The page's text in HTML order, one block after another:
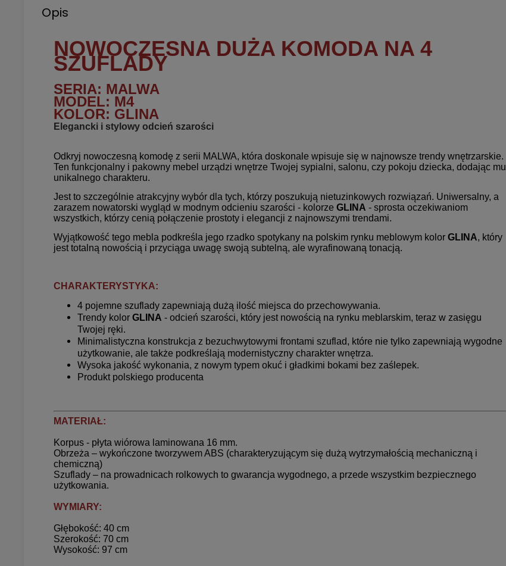
Opis
NOWOCZESNA DUŻA KOMODA NA 4
SZUFLADY
SERIA: MALWA
MODEL: M4
KOLOR: GLINA
Elegancki i stylowy odcień szarości
Odkryj nowoczesną komodę z serii MALWA, która doskonale wpisuje się w najnowsze trendy wnętrzarskie.
Ten funkcjonalny i pakowny mebel urządzi wnętrze Twojej sypialni, salonu, czy pokoju dziecka, dodając mu
unikalnego charakteru.
Jest to szczególnie atrakcyjny wybór dla tych, którzy poszukują nietuzinkowych rozwiązań. Uniwersalny, a
zarazem nowatorski wygląd w modnym odcieniu szarości - kolorze GLINA - sprosta oczekiwaniom
wszystkich, którzy cenią połączenie prostoty i elegancji z najnowszymi trendami.
Wyjątkowość tego mebla podkreśla jego rzadko spotykany na polskim rynku meblowym kolor GLINA, który
jest totalną nowością i przyciąga uwagę swoją subtelną, ale wyrafinowaną tonacją.
CHARAKTERYSTYKA:
4 pojemne szuflady zapewniają dużą ilość miejsca do przechowywania.
Trendy kolor GLINA - odcień szarości, który jest nowością na rynku meblarskim, teraz w zasięgu
Twojej ręki.
Minimalistyczna konstrukcja z bezuchwytowymi frontami szuflad, które nie tylko zapewniają wygodne
użytkowanie, ale także podkreślają modernistyczny charakter wnętrza.
Wysoka jakość wykonania, z nowym typem okuć i gładkimi bokami bez zaślepek.
Produkt polskiego producenta
MATERIAŁ:
Korpus - płyta wiórowa laminowana 16 mm.
Obrzeża – wykończone tworzywem ABS (charakteryzującym się dużą wytrzymałością mechaniczną i
chemiczną)
Szuflady – na prowadnicach rolkowych to gwarancja wygodnego, a przede wszystkim bezpiecznego
użytkowania.
WYMIARY:
Głębokość: 40 cm
Szerokość: 70 cm
Wysokość: 97 cm